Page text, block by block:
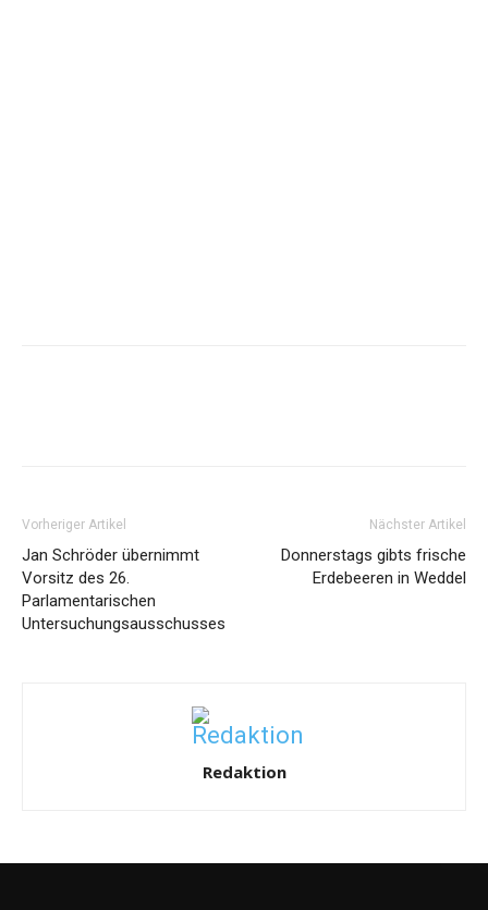
Vorheriger Artikel
Jan Schröder übernimmt
Vorsitz des 26.
Parlamentarischen
Untersuchungsausschusses
Nächster Artikel
Donnerstags gibts frische
Erdebeeren in Weddel
Redaktion